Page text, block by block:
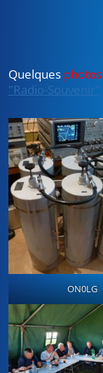
Quelques photos
"Radio-Souvenir"
ON0LG